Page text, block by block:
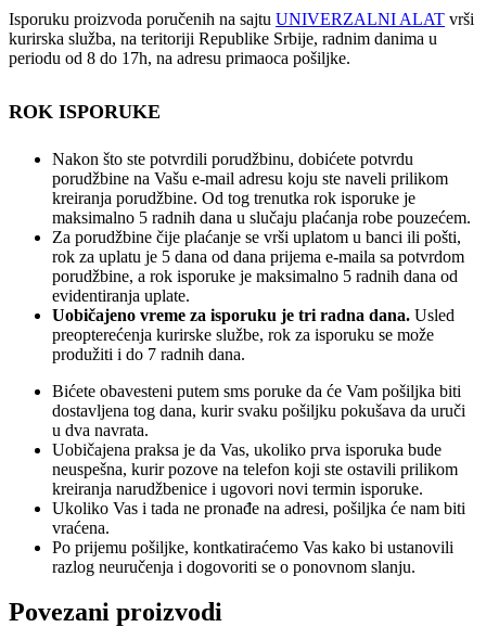
Isporuku proizvoda poručenih na sajtu UNIVERZALNI ALAT vrši
kurirska služba, na teritoriji Republike Srbije, radnim danima u
periodu od 8 do 17h, na adresu primaoca pošiljke.
ROK ISPORUKE
Nakon što ste potvrdili porudžbinu, dobićete potvrdu
porudžbine na Vašu e-mail adresu koju ste naveli prilikom
kreiranja porudžbine. Od tog trenutka rok isporuke je
maksimalno 5 radnih dana u slučaju plaćanja robe pouzećem.
Za porudžbine čije plaćanje se vrši uplatom u banci ili pošti,
rok za uplatu je 5 dana od dana prijema e-maila sa potvrdom
porudžbine, a rok isporuke je maksimalno 5 radnih dana od
evidentiranja uplate.
Uobičajeno vreme za isporuku je tri radna dana. Usled
preopterećenja kurirske službe, rok za isporuku se može
produžiti i do 7 radnih dana.
Bićete obavesteni putem sms poruke da će Vam pošiljka biti
dostavljena tog dana, kurir svaku pošiljku pokušava da uruči
u dva navrata.
Uobičajena praksa je da Vas, ukoliko prva isporuka bude
neuspešna, kurir pozove na telefon koji ste ostavili prilikom
kreiranja narudžbenice i ugovori novi termin isporuke.
Ukoliko Vas i tada ne pronađe na adresi, pošiljka će nam biti
vraćena.
Po prijemu pošiljke, kontkatiraćemo Vas kako bi ustanovili
razlog neuručenja i dogovoriti se o ponovnom slanju.
Povezani proizvodi